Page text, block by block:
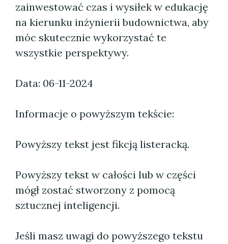
zainwestować czas i wysiłek w edukację
na kierunku inżynierii budownictwa, aby
móc skutecznie wykorzystać te
wszystkie perspektywy.
Data: 06-11-2024
Informacje o powyższym tekście:
Powyższy tekst jest fikcją listeracką.
Powyższy tekst w całości lub w części
mógł zostać stworzony z pomocą
sztucznej inteligencji.
Jeśli masz uwagi do powyższego tekstu